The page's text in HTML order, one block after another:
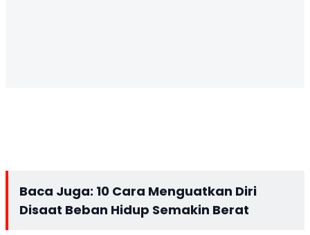
Baca Juga: 10 Cara Menguatkan Diri
Disaat Beban Hidup Semakin Berat